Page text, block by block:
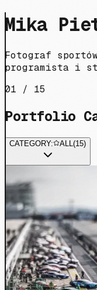
Mika
Fotograf
programista i
01 / 15
Portfolio
CATEGORY: ALL (15)